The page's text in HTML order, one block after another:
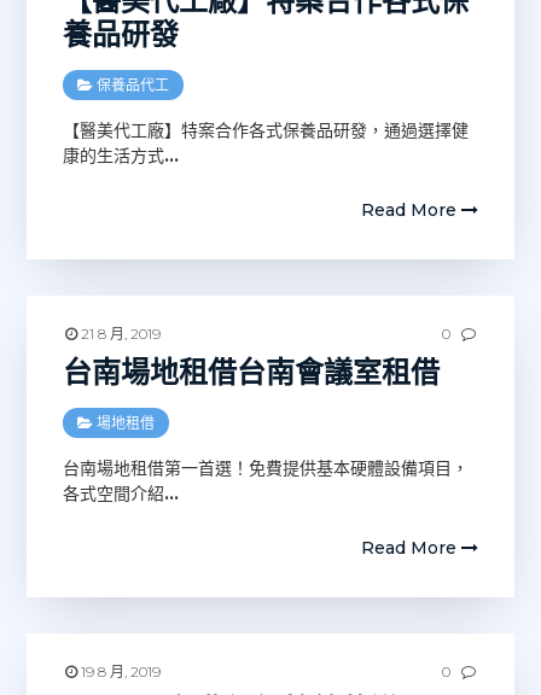
養品研發
保養品代工
【醫美代工廠】特案合作各式保養品研發，通過選擇健
康的生活方式…
Read More
21 8 月, 2019 0
台南場地租借台南會議室租借
場地租借
台南場地租借第一首選！免費提供基本硬體設備項目，
各式空間介紹…
Read More
19 8 月, 2019 0